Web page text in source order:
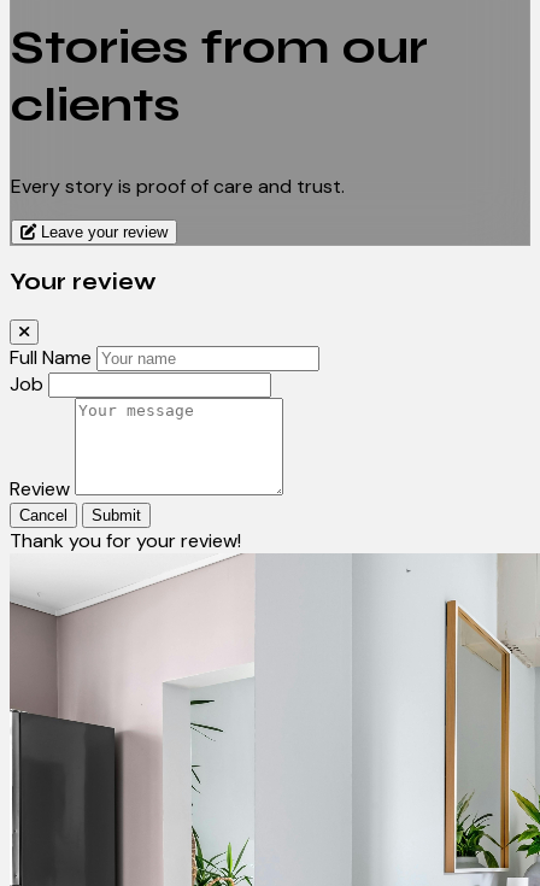
Stories from our
clients
Every story is proof of care and trust.
Leave your review
Your review
Full Name
Job
Review
Cancel Submit
Thank you for your review!